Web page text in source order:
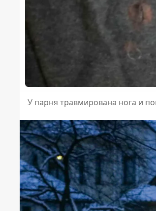
У парня травмирована нога и